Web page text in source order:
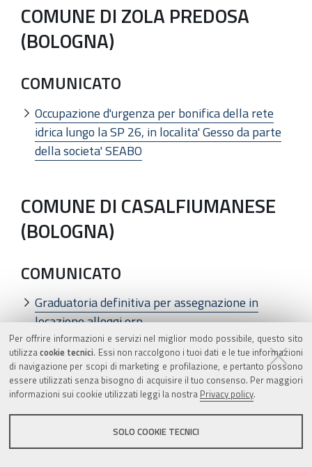
Per offrire informazioni e servizi nel miglior modo possibile, questo sito
utilizzacookie tecnici. Essi non raccolgono i tuoi dati e le tue informazioni
di navigazione per scopi di marketing e profilazione, e pertanto possono
essere utilizzati senza bisogno di acquisire il tuo consenso. Per maggiori
informazioni sui cookie utilizzati leggi la nostra Privacy policy.
SOLO COOKIE TECNICI
COMUNE DI ZOLA PREDOSA
(BOLOGNA)
COMUNICATO
Occupazione d'urgenza per bonifica della rete
idrica lungo la SP 26, in localita' Gesso da parte
della societa' SEABO
COMUNE DI CASALFIUMANESE
(BOLOGNA)
COMUNICATO
Graduatoria definitiva per assegnazione in
locazione alloggi erp
COMUNE DI CASTELVETRO
PIACENTINO (PIACENZA)
COMUNICATO